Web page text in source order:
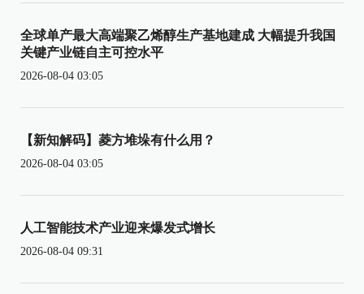
全球单产最大高端聚乙烯醇生产基地建成 大幅提升我国
关键产业链自主可控水平
2026-08-04 03:05
【新知解码】菱方堆垛有什么用？
2026-08-04 03:05
人工智能技术产业迎来爆发式增长
2026-08-04 09:31